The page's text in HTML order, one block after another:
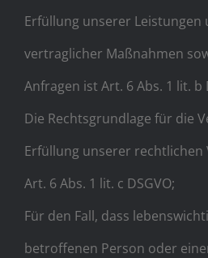
Erfüllung unserer
vertraglicher Maßnahmen
Anfragen ist Art. 6 Abs. 1 lit. b
Die Rechtsgrundlage für die
Erfüllung unserer
Art. 6 Abs. 1 lit. c DSGVO;
Für den Fall, dass
betroffenen Person oder